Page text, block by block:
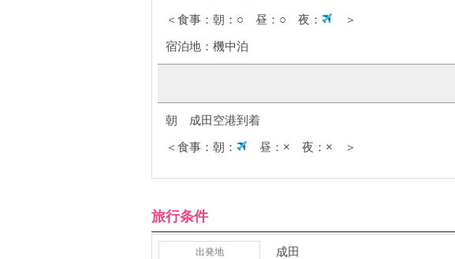
＜食事：朝：○ 昼：○ 夜：
＞
宿泊地：機中泊
朝 成田空港到着
＜食事：朝：
昼：× 夜：× ＞
旅行条件
出発地 成田